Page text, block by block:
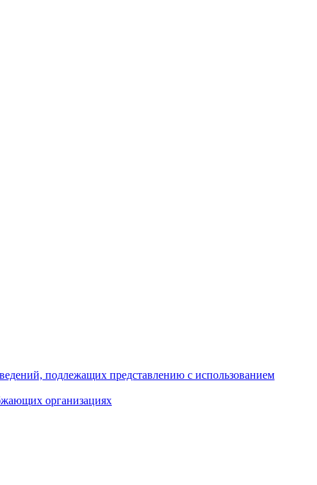
подлежащих представлению с использованием
организациях